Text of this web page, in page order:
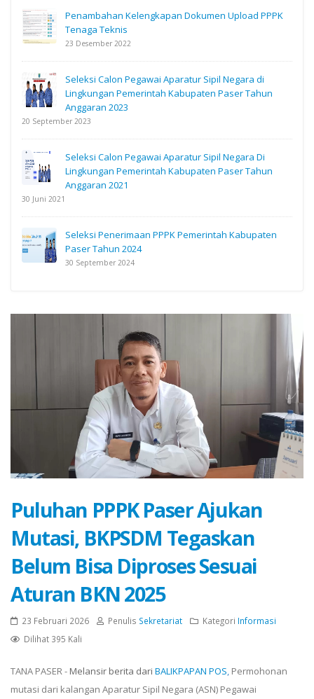
Penambahan Kelengkapan Dokumen Upload PPPK
Tenaga Teknis
23 Desember 2022
Seleksi Calon Pegawai Aparatur Sipil Negara di
Lingkungan Pemerintah Kabupaten Paser Tahun
Anggaran 2023
20 September 2023
Seleksi Calon Pegawai Aparatur Sipil Negara Di
Lingkungan Pemerintah Kabupaten Paser Tahun
Anggaran 2021
30 Juni 2021
Seleksi Penerimaan PPPK Pemerintah Kabupaten
Paser Tahun 2024
30 September 2024
Puluhan PPPK Paser Ajukan
Mutasi, BKPSDM Tegaskan
Belum Bisa Diproses Sesuai
Aturan BKN 2025
23 Februari 2026 Penulis Sekretariat Kategori Informasi
Dilihat 395 Kali
TANA PASER - Melansir berita dari BALIKPAPAN POS, Permohonan
mutasi dari kalangan Aparatur Sipil Negara (ASN) Pegawai